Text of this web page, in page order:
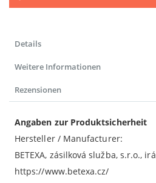
Details
Weitere Informationen
Rezensionen
Angaben zur Produktsicherheit
Hersteller / Manufacturer:
BETEXA, zásilková služba, s.r.o.,
https://www.betexa.cz/